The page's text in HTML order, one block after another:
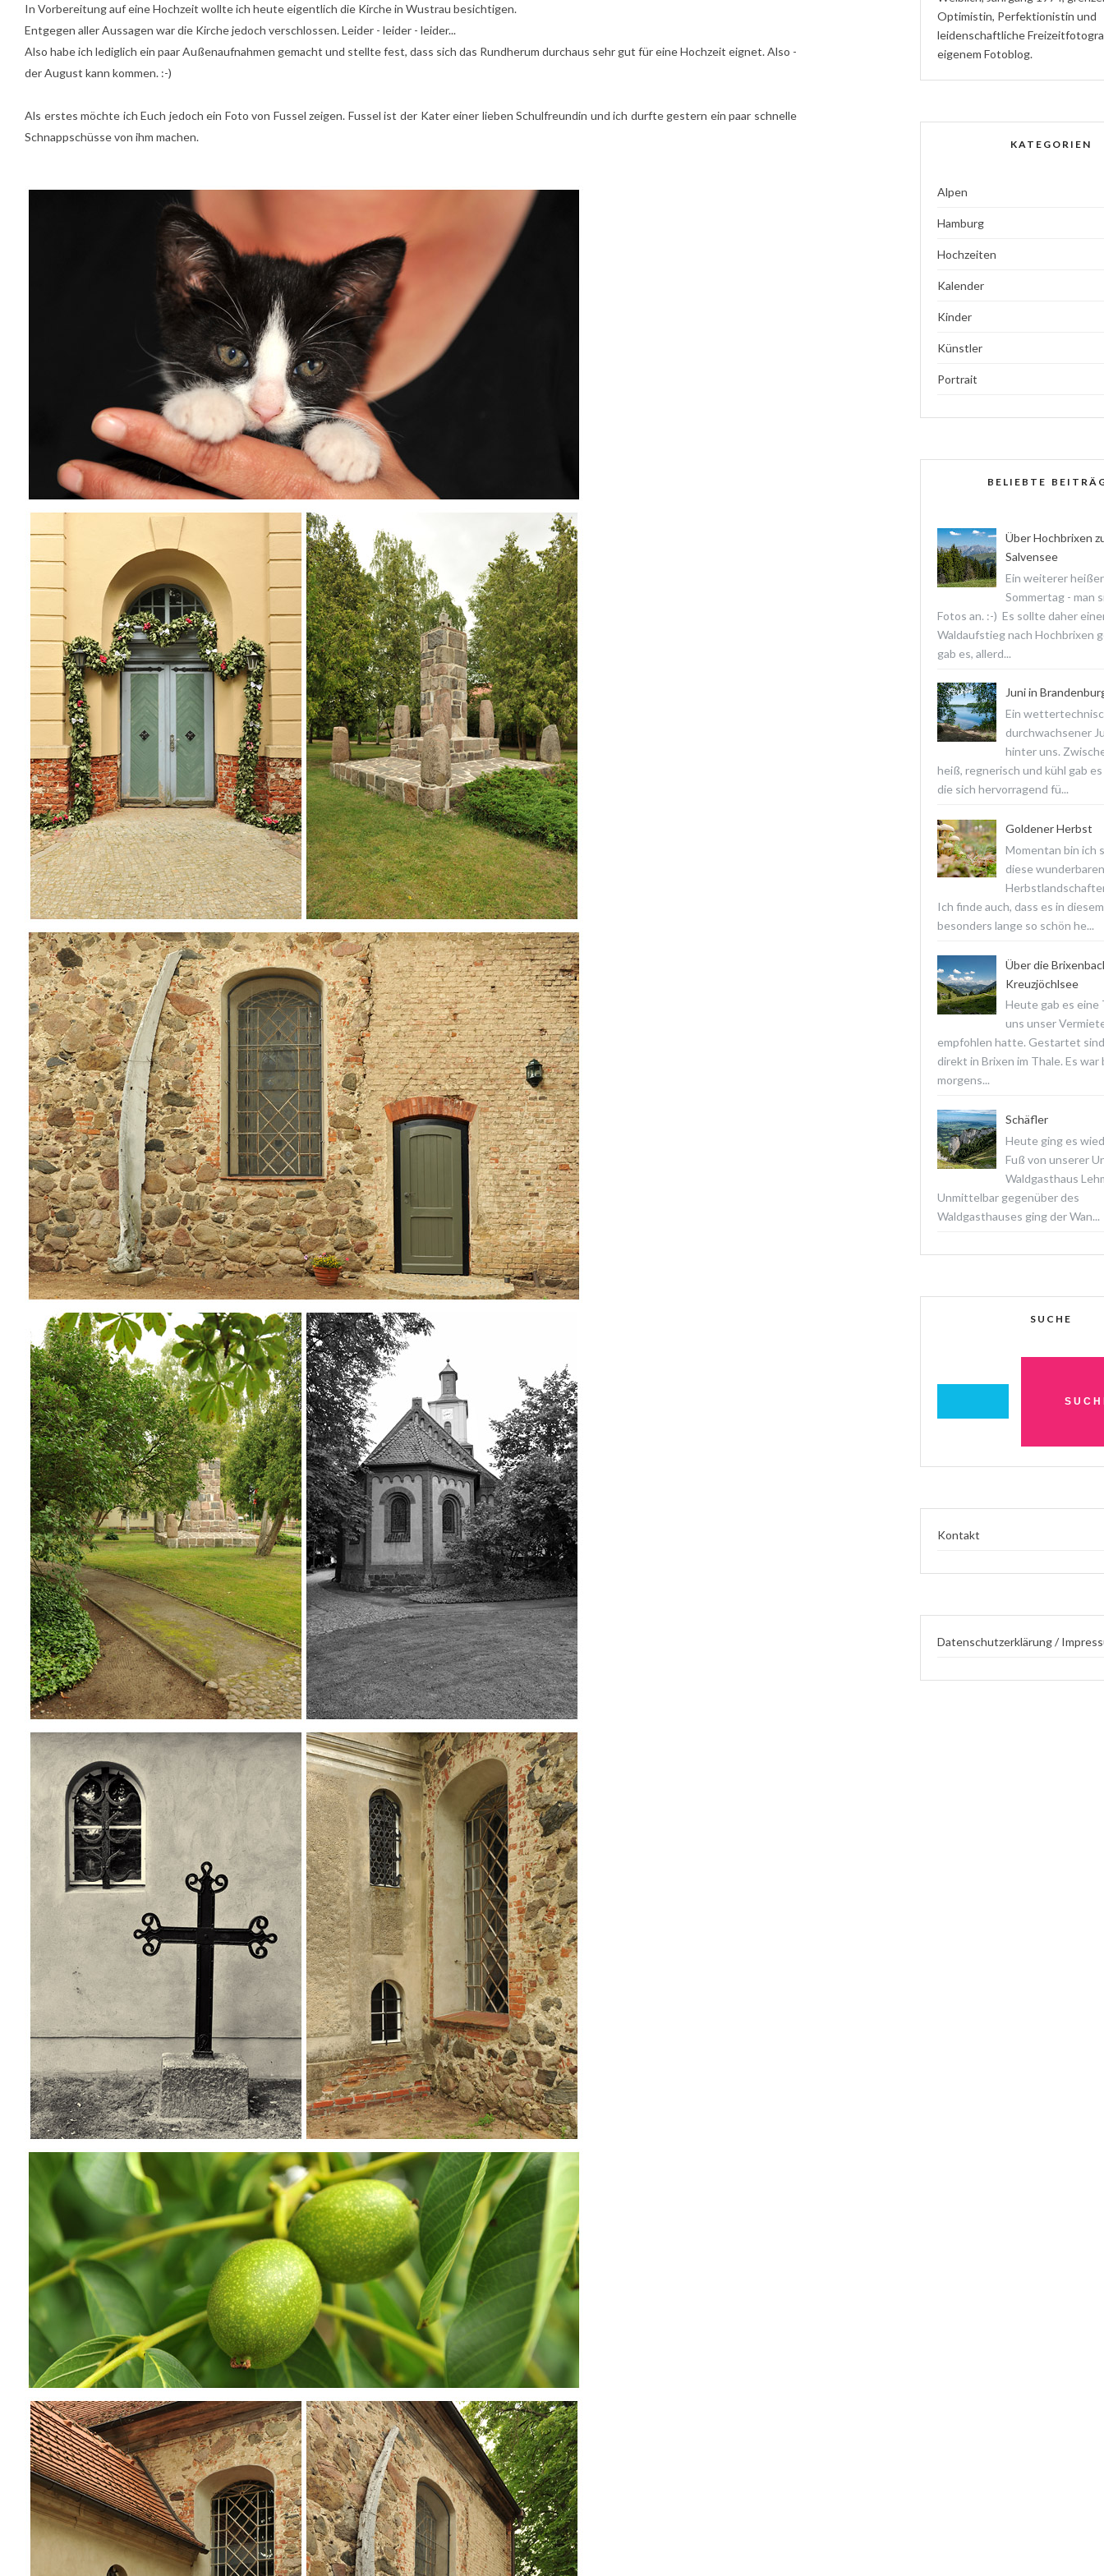
In Vorbereitung auf eine Hochzeit wollte ich heute eigentlich die Kirche in Wustrau besichtigen.
Entgegen aller Aussagen war die Kirche jedoch verschlossen. Leider - leider - leider...
Also habe ich lediglich ein paar Außenaufnahmen gemacht und stellte fest, dass sich das Rundherum durchaus sehr gut für eine Hochzeit eignet. Also -
der August kann kommen. :-)
Als erstes möchte ich Euch jedoch ein Foto von Fussel zeigen. Fussel ist der Kater einer lieben Schulfreundin und ich durfte gestern ein paar schnelle
Schnappschüsse von ihm machen.
Optimistin, Perfektionistin und
leidenschaftliche
eigenem Fotoblog.
KATEGORIEN
Alpen
Hamburg
Hochzeiten
Kalender
Kinder
Künstler
Portrait
BELIEBTE
Über Hochbrixen
Salvensee
Ein weiterer heißer
Sommertag - man
Fotos an. :-) Es sollte daher
Waldaufstieg nach Hochbrixen
gab es, allerd...
Juni in
Ein
durchwachsener
hinter uns.
heiß, regnerisch und kühl gab es
die sich hervorragend fü...
Goldener Herbst
Momentan bin ich
diese wunderbaren
Ich finde auch, dass es in
besonders lange so schön he...
Über die
Kreuzjöchlsee
Heute gab es eine
uns unser
empfohlen hatte. Gestartet
direkt in Brixen im Thale. Es
morgens...
Schäfler
Heute ging es
Fuß von unserer
Waldgasthaus
Unmittelbar gegenüber des
Waldgasthauses ging der Wan...
SUCHE
Kontakt
Datenschutzerklärung /